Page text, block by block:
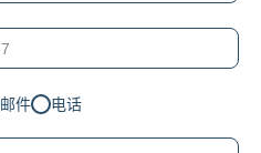
邮件
电话